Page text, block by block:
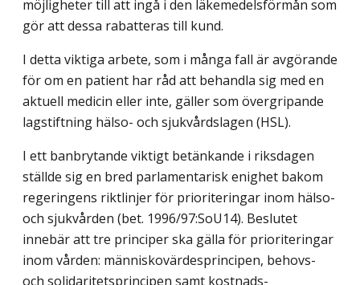
möjligheter till att ingå i den läkemedelsförmån som
gör att dessa rabatteras till kund.
I detta viktiga arbete, som i många fall är avgörande
för om en patient har råd att behandla sig med en
aktuell medicin eller inte, gäller som övergripande
lagstiftning hälso- och sjukvårdslagen (HSL).
I ett banbrytande viktigt betänkande i riksdagen
ställde sig en bred parlamentarisk enighet bakom
regeringens riktlinjer för prioriteringar inom hälso-
och sjukvården (bet. 1996/97:SoU14). Beslutet
innebär att tre principer ska gälla för prioriteringar
inom vården: människovärdesprincipen, behovs-
och solidaritetsprincipen samt kostnads-